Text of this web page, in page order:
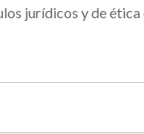
jurídicos y de ética